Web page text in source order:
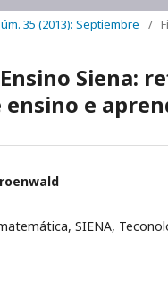
35 (2013): Septiembre /
Siena:
ensino e
SIENA,